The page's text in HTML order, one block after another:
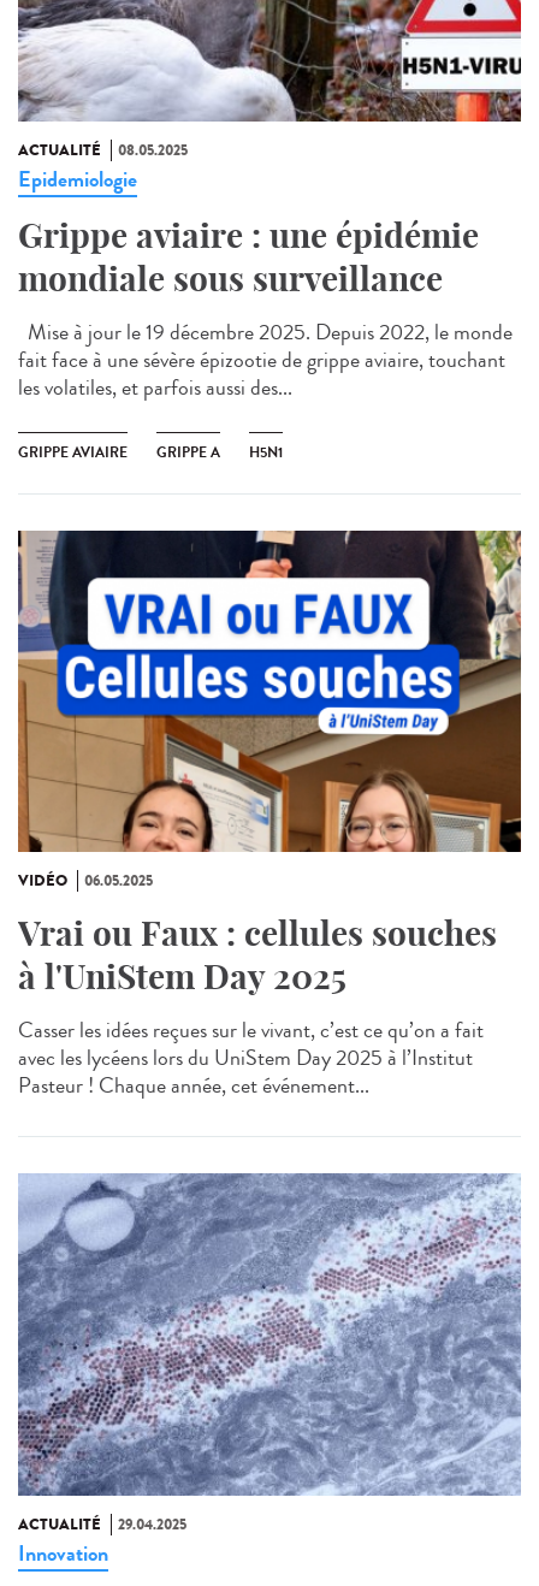
ACTUALITÉ 08.05.2025
Epidemiologie
Grippe aviaire : une épidémie
mondiale sous surveillance
Mise à jour le 19 décembre 2025. Depuis 2022, le monde
fait face à une sévère épizootie de grippe aviaire, touchant
les volatiles, et parfois aussi des...
GRIPPE AVIAIRE GRIPPE A H5N1
VIDÉO 06.05.2025
Vrai ou Faux : cellules souches
à l'UniStem Day 2025
Casser les idées reçues sur le vivant, c’est ce qu’on a fait
avec les lycéens lors du UniStem Day 2025 à l’Institut
Pasteur ! Chaque année, cet événement...
ACTUALITÉ 29.04.2025
Innovation